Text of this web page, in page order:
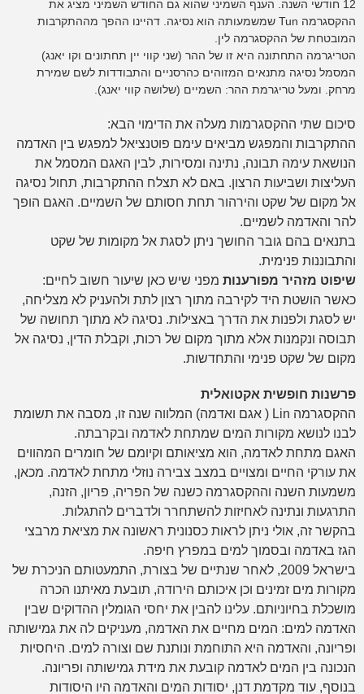
12 חודשי השנה. הענף השמיני שהוא גם החודש השמיני מציג את
ההקסגרמה Tun שמשמעותה הוא נסיגה. דהיינו ההפך מההתקרבות
המובטחת של ההקסגרמה לין.
הטריגרמה התחתונה היא זו של ההר (שני קווי יין תחתונים וקו יאנג)
המסמל נסיגה מתנאים המזוהים כהרסניים והתבודדות לשם שמירת
מרחק. ומעל טריגרמת ההר: השמיים (שלושה קווי יאנג).
סיכום שתי ההקסגרמות מעלה את הדימוי הבא:
ההתקרבות והמפגש מביאים עימם פוטנציאל למפגש בין האדמה
הנושאת עימה תבונה, נתינה ומסירות, לבין האגם המסמל את
העליצות ושביעות הרצון. באם לא תצלח ההתקרבות, תחול נסיגה
אל מקום של שקט והירהור תחת חסותם של השמיים. האגם הופך
להר והאדמה לשמיים.
בתנאים בהם גובר החושך ניתן לסגת אל מקומות של שקט
והתבוננות פנימית.
שיפוט מזהיר מפורענות מפני שיש כאן שיעור חשוב לחיים:
כאשר הושטת היד לקירבה מתוך רצון לתת ולהעניק לא מצליחה,
יש לסגת ולפנות את הדרך באצילות. נסיגה לא מתוך תחושה של
תבוסה ונקמנות אלא מתוך מקום של רכות, וקבלת הדין, נסיגה אל
מקום של שקט פנימי והתחדשות.
פרשנות חופשית אקטואלית
ההקסגרמה Lin ( אגם ואדמה) המלווה שנה זו, מסבה את תשומת
לבנו לנושא מקורות המים שמתחת לאדמה ובקרבתה.
האגם מתחת לאדמה, הוא מציאותם וקיומם של חומרים המהווים
את עורקי החיים ומצויים במצב צבירה נוזלי מתחת לאדמה. מכאן,
משמעות השנה וההקסגרמה כשנה של הפריה, פריון, הזנה,
התרגעות ונתינה לאחיזות להשתחרר ולדברים להתגלות.
בהקשר זה, אולי ניתן לראות כסנונית ראשונה את מציאת מרבצי
הגז באדמה ובסמוך למים במפרץ חיפה.
בישראל 2009, לאחר שנתיים של בצורת, התמעטותם הניכרת של
מקורות מים זמינים וכן איכותם הירודה, תובעת מאיתנו הכרה
מושכלת בחיוניותם. עלינו להבין את יחסי הגומלין ההדוקים שבין
האדמה למים: המים מחיים את האדמה, מעניקים לה את גמישותה
ופריונה, והאדמה היא התוחמת ונותנת שם וצורה למים. היחסיות
הנכונה בין המים לאדמה קובעת את מידת גמישותה ופריונה.
בנוסף, עוד מקדמת דנן, יסודות המים והאדמה היו היסודות